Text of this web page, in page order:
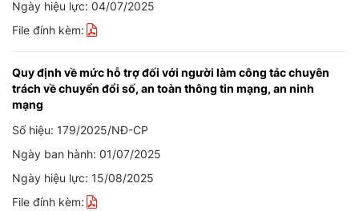
Ngày hiệu lực: 04/07/2025
File đính kèm:
Quy định về mức hỗ trợ đối với người làm công tác chuyên
trách về chuyển đổi số, an toàn thông tin mạng, an ninh
mạng
Số hiệu: 179/2025/NĐ-CP
Ngày ban hành: 01/07/2025
Ngày hiệu lực: 15/08/2025
File đính kèm: